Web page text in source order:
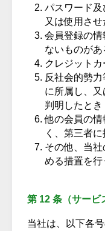
パスワード及
又は使用させ
会員登録の
ないものが
クレジット
反社会的勢
に所属し、
判明したとき
他の会員の
く、第三者
その他、当
める措置を
第 12 条（サービ
当社は、以下各